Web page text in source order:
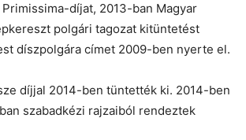
díjat, 2013-ban Magyar
polgári tagozat kitüntetést
díszpolgára címet 2009-ben nyerte el.
díjjal 2014-ben tüntették ki. 2014-ben
szabadkézi rajzaiból rendeztek